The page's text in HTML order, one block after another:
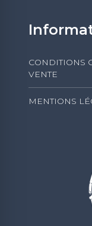
CONDITIONS
VENTE
MENTIONS